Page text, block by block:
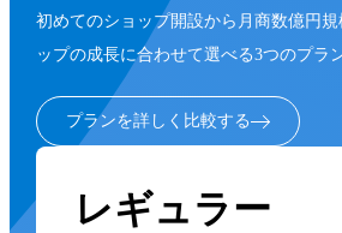
初めてのショップ開設から月商数億円
ップの成長に合わせて選べる3つのプラ
プランを詳しく比較する
レギュラー